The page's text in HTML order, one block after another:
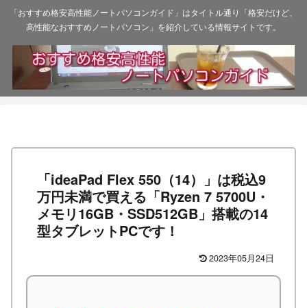
「おすすめ格安高性能ノートパソコンガイド」はタイトル通り「格安だけど、
高性能なおすすめノートパソコン」を紹介している情報サイトです。
「ideaPad Flex 550（14）」は税込9
万円未満で買える「Ryzen 7 5700U・
メモリ16GB・SSD512GB」搭載の14
型タブレットPCです！
2023年05月24日